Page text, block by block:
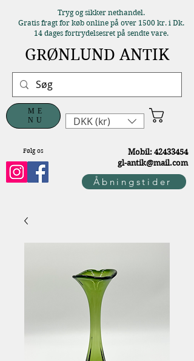
Mobil: 42433454
gl-antik@mail.com
ME
NU
Følg os
Tryg og sikker nethandel.
Gratis fragt for køb online på over 1500 kr. i Dk.
14 dages fortrydelsesret på sendte vare.
GRØNLUND ANTIK
DKK (kr)
Åbningstider